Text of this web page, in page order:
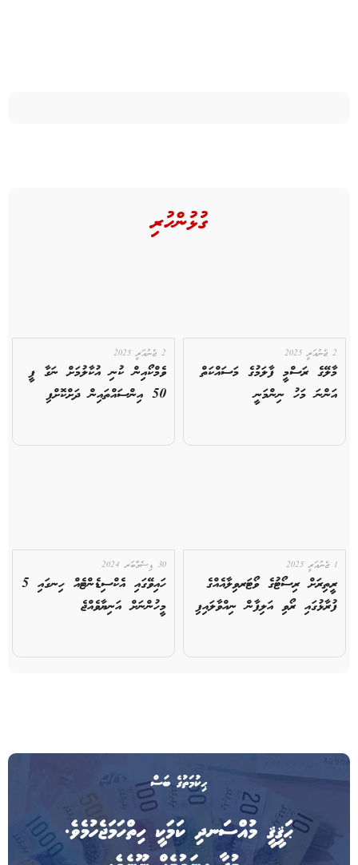
ގުޅުންހުރި
2 ޖެނުއަރީ 2025
މާލޭގެ ރަސްމީ ފާލަމުގެ މަސައްކަތް
އަންނަ މަހު ނިންމަނީ
2 ޖެނުއަރީ 2025
ވެމްކޯއިން ކުނި އުކާލުމަށް ނަގާ ފީ
50 އިންސައްތައިން ދަށްކޮށްފި
1 ޖެނުއަރީ 2025
ރީތިރަށް ރިސޯޓުގެ ވޯޓަރވިލާއެއްގެ
ފުރާޅުގައި ރޯވި އަލިފާން ނިއްވާލައިފި
30 ޑިސެމްބަރ 2024
ހައިވޭގައި އެކްސިޑެންޓެއް ހިނގައި 5
މީހުންނަށް އަނިޔާވެއްޖެ